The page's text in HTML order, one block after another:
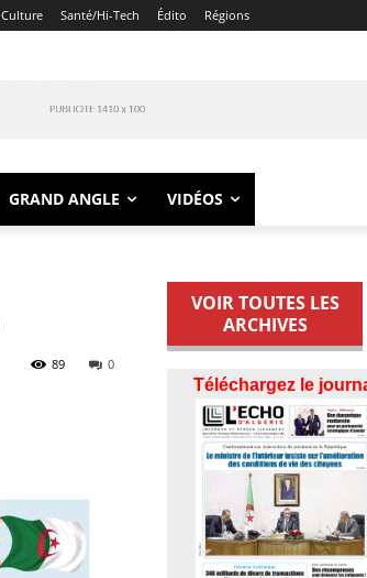
Culture Santé/Hi-Tech Édito Régions
GRAND ANGLE VIDÉOS
0
89
VOIR TOUTES LES
ARCHIVES